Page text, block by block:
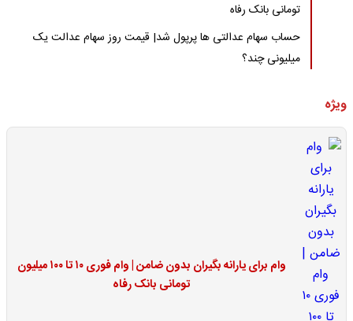
تومانی بانک رفاه
حساب سهام عدالتی ها پرپول شد| قیمت روز سهام عدالت یک
میلیونی چند؟
ویژه
وام برای یارانه بگیران بدون ضامن | وام فوری ۱۰ تا ۱۰۰ میلیون
تومانی بانک رفاه